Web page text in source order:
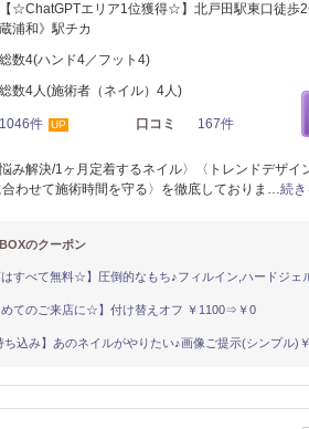
【☆ChatGPTエリア1位獲得☆】北戸田駅東口徒
蔵浦和》駅チカ
総数4(ハンド4／フット4)
総数4人(施術者（ネイル）4人)
1046件 UP 口コミ 167件
み解決/1ヶ月定着するネイル〉〈トレンドデザイ
合わせて施術時間を守る〉を徹底しておりま…続き
のクーポン
はすべて無料☆】圧倒的なもち♪フィルイン,ハードジェ
めてのご来店に☆】付け替えオフ ￥1100⇒￥0
ち込み】あのネイルがやりたい♪画像ご提示(シンプル)